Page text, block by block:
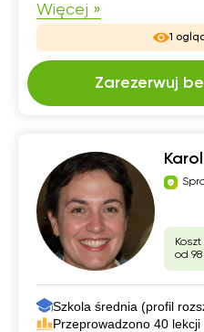
Więcej »
1
Zarezerwuj
od
Szkola średnia (profil
Przeprowadzono 40 lekcji